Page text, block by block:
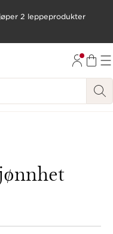
2 leppeprodukter